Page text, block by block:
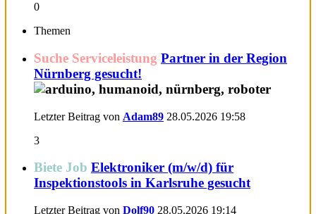
0
Themen
Suche Serviceleistung Partner in der Region
Nürnberg gesucht!
Letzter Beitrag von Adam89 28.05.2026 19:58
3
Biete Job Elektroniker (m/w/d) für
Inspektionstools in Karlsruhe gesucht
Letzter Beitrag von Dolf90 28.05.2026 19:14